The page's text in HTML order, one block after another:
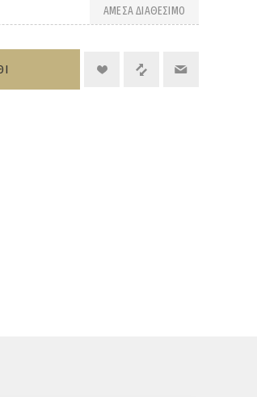
ΆΜΕΣΑ ΔΙΑΘΈΣΙΜΟ